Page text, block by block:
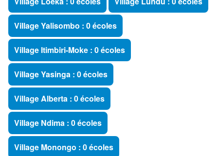
Village Yalisombo : 0 écoles
Village Itimbiri-Moke : 0 écoles
Village Yasinga : 0 écoles
Village Alberta : 0 écoles
Village Ndima : 0 écoles
Village Monongo : 0 écoles